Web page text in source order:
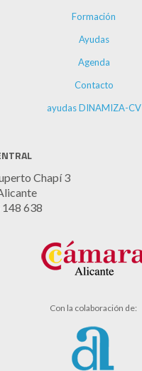
Formación
Ayudas
Agenda
Contacto
ayudas DINAMIZA-CV
Chapí 3
638
Con la colaboración de: